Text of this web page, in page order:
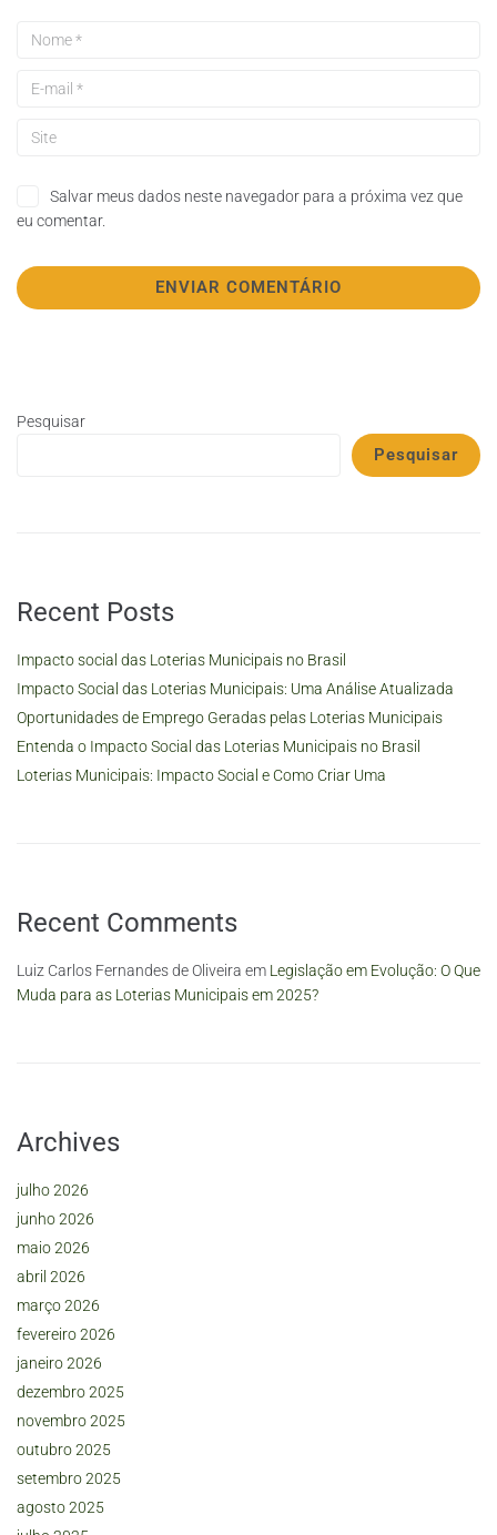
Salvar meus dados neste navegador para a próxima vez que
eu comentar.
Pesquisar
Pesquisar
Recent Posts
Impacto social das Loterias Municipais no Brasil
Impacto Social das Loterias Municipais: Uma Análise Atualizada
Oportunidades de Emprego Geradas pelas Loterias Municipais
Entenda o Impacto Social das Loterias Municipais no Brasil
Loterias Municipais: Impacto Social e Como Criar Uma
Recent Comments
Luiz Carlos Fernandes de Oliveira em Legislação em Evolução: O Que
Muda para as Loterias Municipais em 2025?
Archives
julho 2026
junho 2026
maio 2026
abril 2026
março 2026
fevereiro 2026
janeiro 2026
dezembro 2025
novembro 2025
outubro 2025
setembro 2025
agosto 2025